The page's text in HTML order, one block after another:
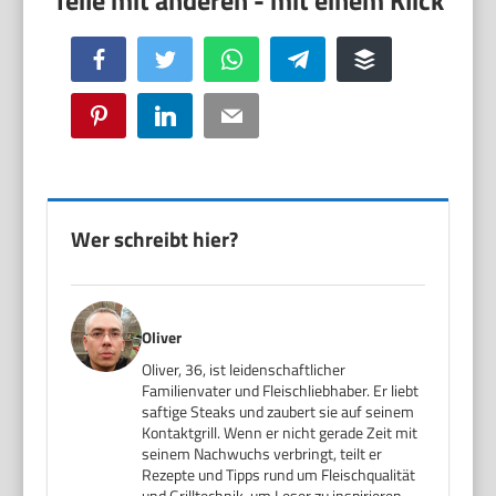
Facebook Twitter WhatsApp Telegram Buffer
Pinterest LinkedIn Email
Wer schreibt hier?
Oliver
Oliver, 36, ist leidenschaftlicher
Familienvater und Fleischliebhaber. Er liebt
saftige Steaks und zaubert sie auf seinem
Kontaktgrill. Wenn er nicht gerade Zeit mit
seinem Nachwuchs verbringt, teilt er
Rezepte und Tipps rund um Fleischqualität